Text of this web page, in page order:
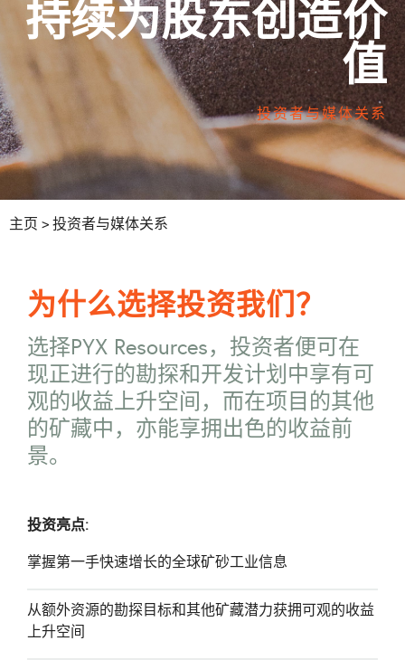
持续为股东创造价
值
投资者与媒体关系
主页 > 投资者与媒体关系
为什么选择投资我们？
选择PYX Resources，投资者便可在
现正进行的勘探和开发计划中享有可
观的收益上升空间，而在项目的其他
的矿藏中，亦能享拥出色的收益前
景。
投资亮点:
掌握第一手快速增长的全球矿砂工业信息
从额外资源的勘探目标和其他矿藏潜力获拥可观的收益
上升空间